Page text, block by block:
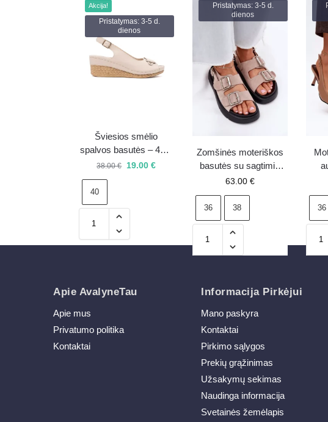
Akcija!
Pristatymas: 3-5 d.
dienos
Šviesios smėlio
spalvos basutės – 40 –
išpardavimas
38.00€ 19.00€
40
Pristatymas: 3-5 d.
dienos
Zomšinės moteriškos
basutės su sagtimis
BIG STAR RR274663
63.00 €
36 38 36
Apie AvalyneTau
Apie mus
Privatumo politika
Kontaktai
Informacija Pirkėjui
Mano paskyra
Kontaktai
Pirkimo sąlygos
Prekių grąžinimas
Užsakymų sekimas
Naudinga informacija
Svetainės žemėlapis